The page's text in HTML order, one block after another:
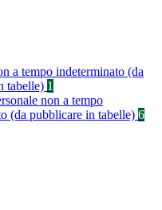
a tempo indeterminato (da
tabelle) 1
non a tempo
(da pubblicare in tabelle) 6